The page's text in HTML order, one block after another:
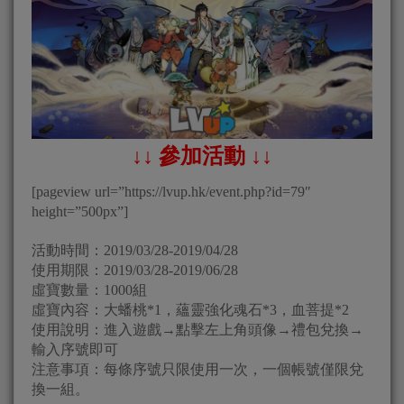
↓↓ 參加活動 ↓↓
[pageview url=”https://lvup.hk/event.php?id=79″
height=”500px”]
活動時間：2019/03/28-2019/04/28
使用期限：2019/03/28-2019/06/28
虛寶數量：1000組
虛寶內容：大蟠桃*1，蘊靈強化魂石*3，血菩提*2
使用說明：進入遊戲→點擊左上角頭像→禮包兌換→
輸入序號即可
注意事項：每條序號只限使用一次，一個帳號僅限兌
換一組。